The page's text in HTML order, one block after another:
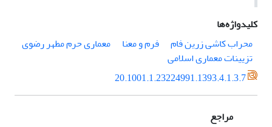
کلیدواژه‌ها
محراب کاشی زرین فام
فرم و معنا
معماری حرم مطهر رضوی
تزیینات معماری اسلامی
20.1001.1.23224991.1393.4.1.3.7
مراجع